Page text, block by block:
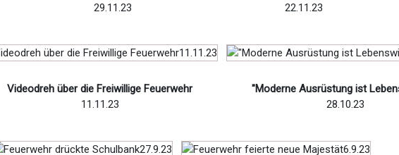
29.11.23
22.11.23
Videodreh über die Freiwillige Feuerwehr
11.11.23
"Moderne Ausrüstung ist
28.10.23